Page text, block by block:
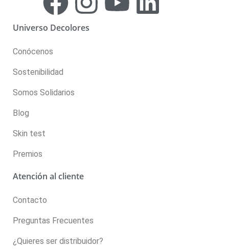
Universo Decolores
Conócenos
Sostenibilidad
Somos Solidarios
Blog
Skin test
Premios
Atención al cliente
Contacto
Preguntas Frecuentes
¿Quieres ser distribuidor?